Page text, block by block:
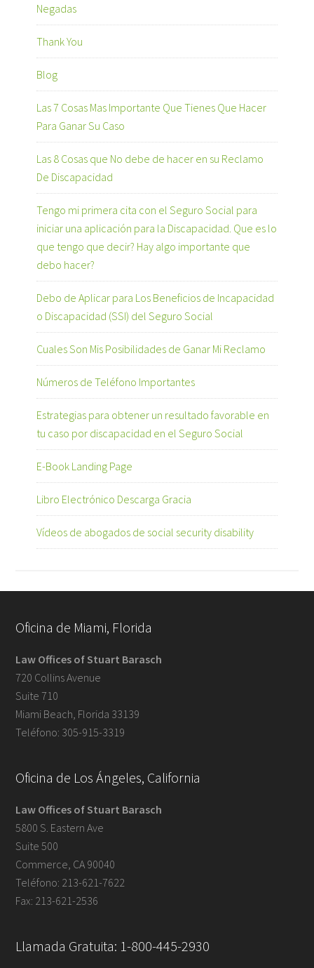
Negadas
Thank You
Blog
Las 7 Cosas Mas Importante Que Tienes Que Hacer
Para Ganar Su Caso
Las 8 Cosas que No debe de hacer en su Reclamo
De Discapacidad
Tengo mi primera cita con el Seguro Social para
iniciar una aplicación para la Discapacidad. Que es lo
que tengo que decir? Hay algo importante que
debo hacer?
Debo de Aplicar para Los Beneficios de Incapacidad
o Discapacidad (SSI) del Seguro Social
Cuales Son Mis Posibilidades de Ganar Mi Reclamo
Números de Teléfono Importantes
Estrategias para obtener un resultado favorable en
tu caso por discapacidad en el Seguro Social
E-Book Landing Page
Libro Electrónico Descarga Gracia
Vídeos de abogados de social security disability
Oficina de Miami, Florida
Law Offices of Stuart Barasch
720 Collins Avenue
Suite 710
Miami Beach, Florida 33139
Teléfono: 305-915-3319
Oficina de Los Ángeles, California
Law Offices of Stuart Barasch
5800 S. Eastern Ave
Suite 500
Commerce, CA 90040
Teléfono: 213-621-7622
Fax: 213-621-2536
Llamada Gratuita: 1-800-445-2930